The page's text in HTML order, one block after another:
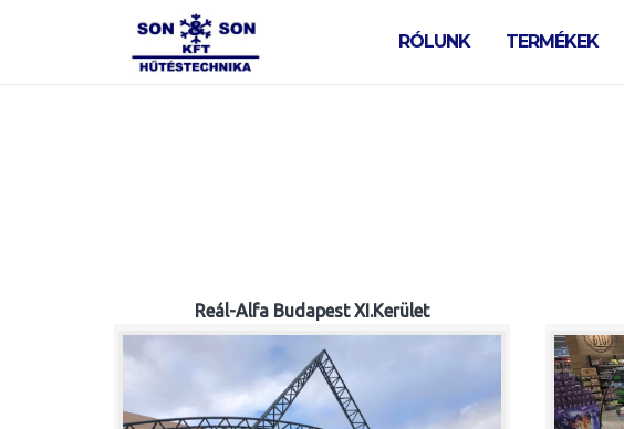
RÓLUNK TERMÉKEK
Reál-Alfa Budapest XI.Kerület